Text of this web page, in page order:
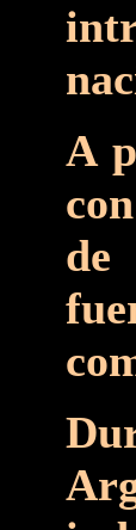
A
de